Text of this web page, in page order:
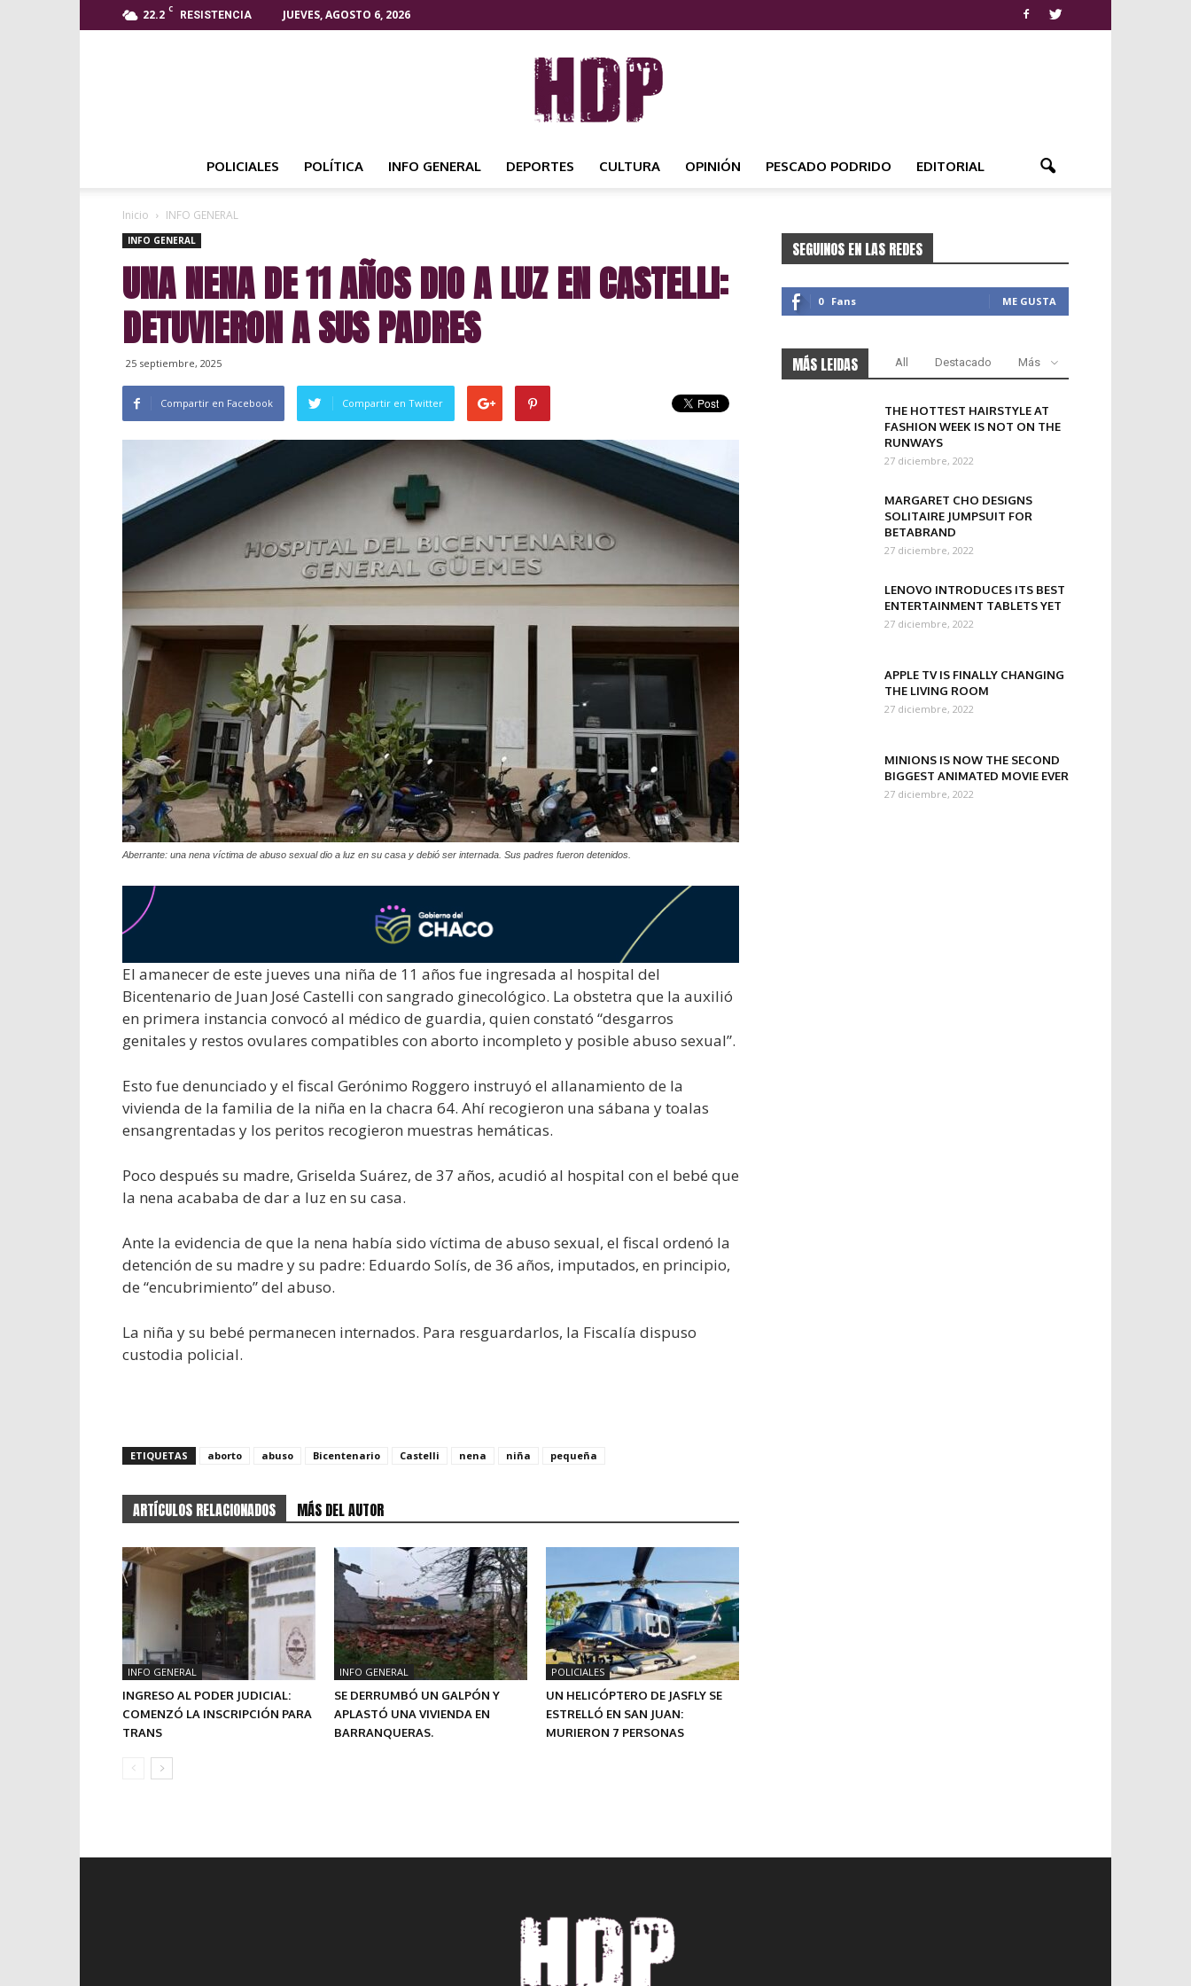
22.2 C
RESISTENCIA JUEVES, AGOSTO 6, 2026
NOTICIAS
POLICIALES POLÍTICA INFO GENERAL DEPORTES CULTURA OPINIÓN PESCADO PODRIDO EDITORIAL
Inicio INFO GENERAL
INFO GENERAL
UNA NENA DE 11 AÑOS DIO A LUZ EN CASTELLI:
DETUVIERON A SUS PADRES
25 septiembre, 2025
Compartir en Facebook Compartir en Twitter
Aberrante: una nena víctima de abuso sexual dio a luz en su casa y debió ser internada. Sus padres fueron detenidos.
El amanecer de este jueves una niña de 11 años fue ingresada al hospital del
Bicentenario de Juan José Castelli con sangrado ginecológico. La obstetra que la auxilió
en primera instancia convocó al médico de guardia, quien constató “desgarros
genitales y restos ovulares compatibles con aborto incompleto y posible abuso sexual”.
Esto fue denunciado y el fiscal Gerónimo Roggero instruyó el allanamiento de la
vivienda de la familia de la niña en la chacra 64. Ahí recogieron una sábana y toalas
ensangrentadas y los peritos recogieron muestras hemáticas.
Poco después su madre, Griselda Suárez, de 37 años, acudió al hospital con el bebé que
la nena acababa de dar a luz en su casa.
Ante la evidencia de que la nena había sido víctima de abuso sexual, el fiscal ordenó la
detención de su madre y su padre: Eduardo Solís, de 36 años, imputados, en principio,
de “encubrimiento” del abuso.
La niña y su bebé permanecen internados. Para resguardarlos, la Fiscalía dispuso
custodia policial.
ETIQUETAS aborto abuso Bicentenario Castelli nena niña pequeña
ARTÍCULOS RELACIONADOS MÁS DEL AUTOR
INFO GENERAL
INGRESO AL PODER JUDICIAL:
COMENZÓ LA INSCRIPCIÓN PARA
TRANS
INFO GENERAL
SE DERRUMBÓ UN GALPÓN Y
APLASTÓ UNA VIVIENDA EN
BARRANQUERAS.
POLICIALES
UN HELICÓPTERO DE JASFLY SE
ESTRELLÓ EN SAN JUAN:
MURIERON 7 PERSONAS
SEGUINOS EN LAS REDES
0 Fans ME GUSTA
MÁS LEIDAS All Destacado Más
THE HOTTEST HAIRSTYLE AT
FASHION WEEK IS NOT ON THE
RUNWAYS
27 diciembre, 2022
MARGARET CHO DESIGNS
SOLITAIRE JUMPSUIT FOR
BETABRAND
27 diciembre, 2022
LENOVO INTRODUCES ITS BEST
ENTERTAINMENT TABLETS YET
27 diciembre, 2022
APPLE TV IS FINALLY CHANGING
THE LIVING ROOM
27 diciembre, 2022
MINIONS IS NOW THE SECOND
BIGGEST ANIMATED MOVIE EVER
27 diciembre, 2022